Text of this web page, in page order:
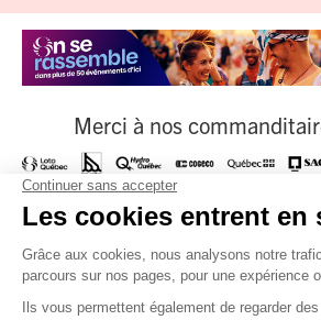
Merci à nos
À nos fournisseurs